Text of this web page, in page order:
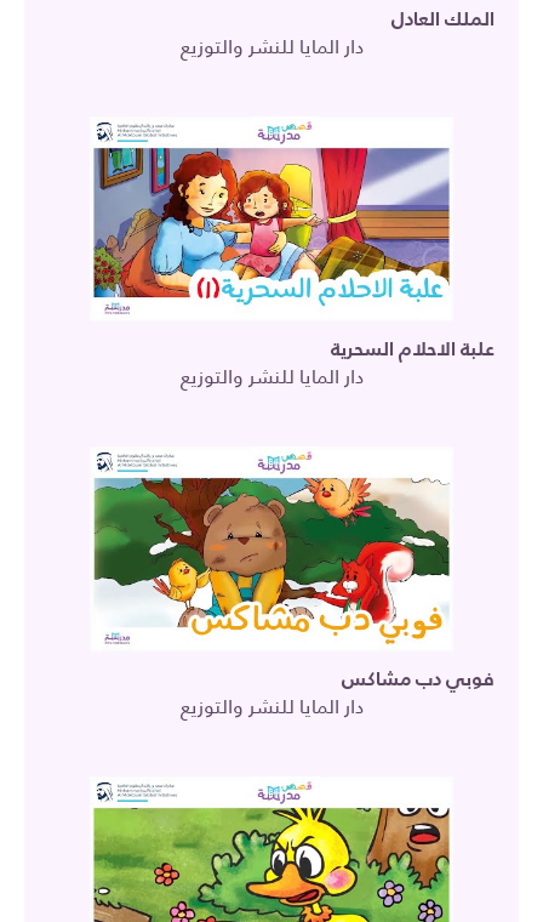
الملك العادل
دار المايا للنشر والتوزيع
علبة الاحلام السحرية
دار المايا للنشر والتوزيع
فوبي دب مشاكس
دار المايا للنشر والتوزيع